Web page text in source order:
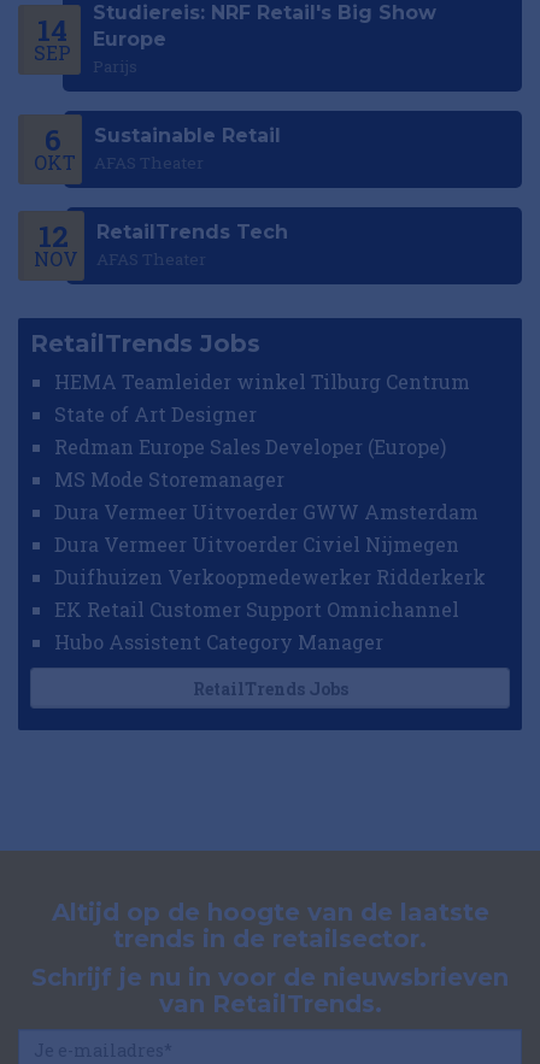
14
SEP
Studiereis: NRF Retail's Big Show
Europe
Parijs
6
OKT
Sustainable Retail
AFAS Theater
12
NOV
RetailTrends Tech
AFAS Theater
RetailTrends Jobs
HEMA Teamleider winkel Tilburg Centrum
State of Art Designer
Redman Europe Sales Developer (Europe)
MS Mode Storemanager
Dura Vermeer Uitvoerder GWW Amsterdam
Dura Vermeer Uitvoerder Civiel Nijmegen
Duifhuizen Verkoopmedewerker Ridderkerk
EK Retail Customer Support Omnichannel
Hubo Assistent Category Manager
RetailTrends Jobs
Altijd op de hoogte van de laatste
trends in de retailsector.
Schrijf je nu in voor de nieuwsbrieven
van RetailTrends.